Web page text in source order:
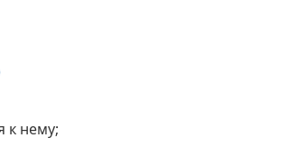
к нему;